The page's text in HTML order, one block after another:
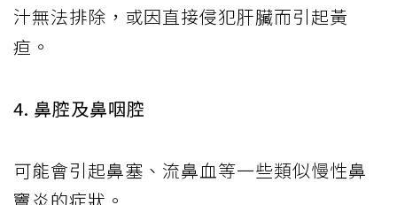
汁無法排除，或因直接侵犯肝臟而引起黃
疸。
4. 鼻腔及鼻咽腔
可能會引起鼻塞、流鼻血等一些類似慢性鼻
竇炎的症狀。